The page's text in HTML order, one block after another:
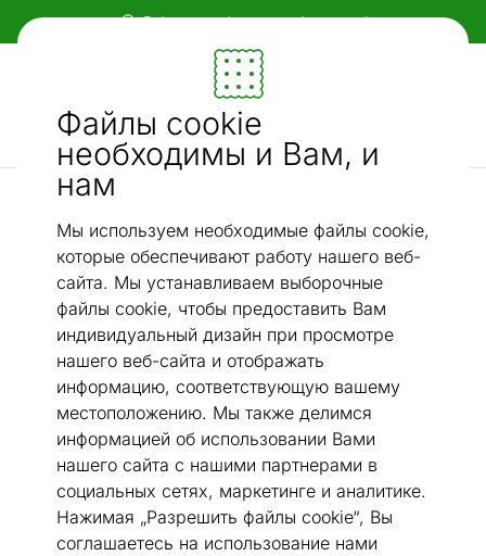
Файлы cookie
необходимы и Вам, и
нам
Мы используем необходимые файлы cookie,
которые обеспечивают работу нашего веб-
сайта. Мы устанавливаем выборочные
файлы cookie, чтобы предоставить Вам
индивидуальный дизайн при просмотре
нашего веб-сайта и отображать
информацию, соответствующую вашему
местоположению. Мы также делимся
информацией об использовании Вами
нашего сайта с нашими партнерами в
социальных сетях, маркетинге и аналитике.
Нажимая „Разрешить файлы cookie“, Вы
соглашаетесь на использование нами
Гибкие и удобные способы оплаты!
Мебель и убранство - ON24
Ищи...
Sime Beds Континентальная кровать с ящиком для
хранения Helena 200x210 см